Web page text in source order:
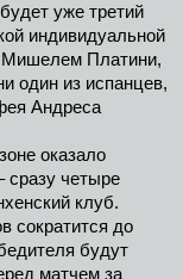
уже третий
индивидуальной
Мишелем Платини,
один из испанцев,
Андреса
оказало
сразу четыре
клуб.
сократится до
будут
матчем за